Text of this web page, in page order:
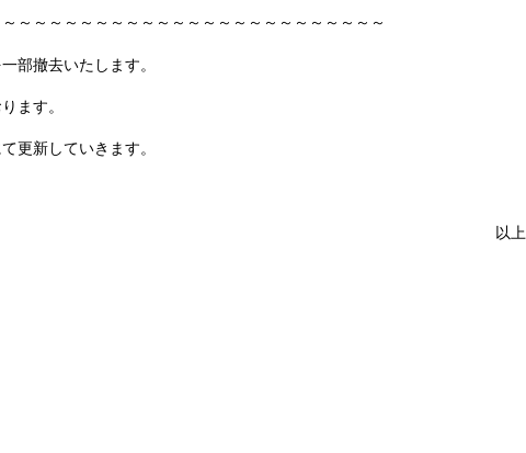
～～～～～～～～～～～～～～～～～～～～～～～～
部撤去いたします。
ます。
更新していきます。
以上